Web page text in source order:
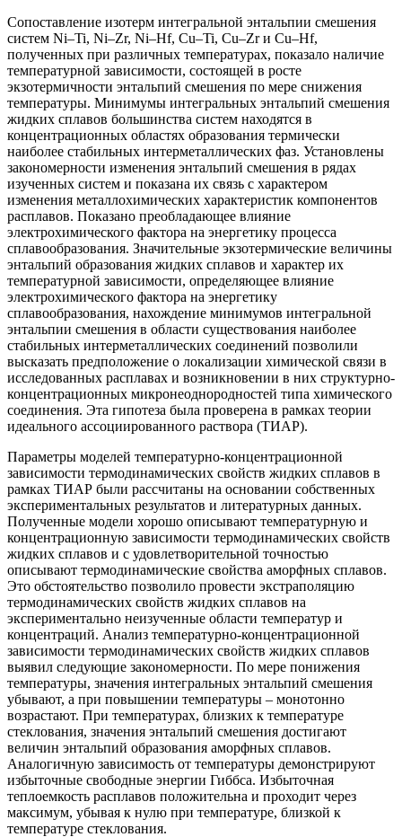
Сопоставление изотерм интегральной энтальпии смешения
систем Ni–Ti, Ni–Zr, Ni–Hf, Cu–Ti, Cu–Zr и Cu–Hf,
полученных при различных температурах, показало наличие
температурной зависимости, состоящей в росте
экзотермичности энтальпий смешения по мере снижения
температуры. Минимумы интегральных энтальпий смешения
жидких сплавов большинства систем находятся в
концентрационных областях образования термически
наиболее стабильных интерметаллических фаз. Установлены
закономерности изменения энтальпий смешения в рядах
изученных систем и показана их связь с характером
изменения металлохимических характеристик компонентов
расплавов. Показано преобладающее влияние
электрохимического фактора на энергетику процесса
сплавообразования. Значительные экзотермические величины
энтальпий образования жидких сплавов и характер их
температурной зависимости, определяющее влияние
электрохимического фактора на энергетику
сплавообразования, нахождение минимумов интегральной
энтальпии смешения в области существования наиболее
стабильных интерметаллических соединений позволили
высказать предположение о локализации химической связи в
исследованных расплавах и возникновении в них структурно-
концентрационных микронеоднородностей типа химического
соединения. Эта гипотеза была проверена в рамках теории
идеального ассоциированного раствора (ТИАР).
Параметры моделей температурно-концентрационной
зависимости термодинамических свойств жидких сплавов в
рамках ТИАР были рассчитаны на основании собственных
экспериментальных результатов и литературных данных.
Полученные модели хорошо описывают температурную и
концентрационную зависимости термодинамических свойств
жидких сплавов и с удовлетворительной точностью
описывают термодинамические свойства аморфных сплавов.
Это обстоятельство позволило провести экстраполяцию
термодинамических свойств жидких сплавов на
экспериментально неизученные области температур и
концентраций. Анализ температурно-концентрационной
зависимости термодинамических свойств жидких сплавов
выявил следующие закономерности. По мере понижения
температуры, значения интегральных энтальпий смешения
убывают, а при повышении температуры – монотонно
возрастают. При температурах, близких к температуре
стеклования, значения энтальпий смешения достигают
величин энтальпий образования аморфных сплавов.
Аналогичную зависимость от температуры демонстрируют
избыточные свободные энергии Гиббса. Избыточная
теплоемкость расплавов положительна и проходит через
максимум, убывая к нулю при температуре, близкой к
температуре стеклования.